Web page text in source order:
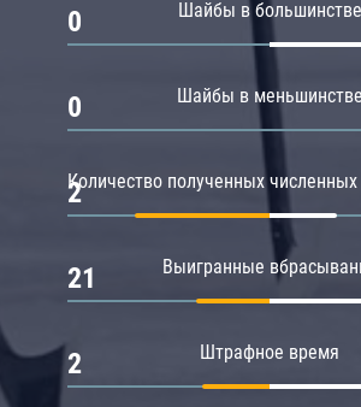
Шайбы в большинстве
0
Шайбы в меньшинстве
0
Количество полученных
2
Выигранные
21
Штрафное время
2